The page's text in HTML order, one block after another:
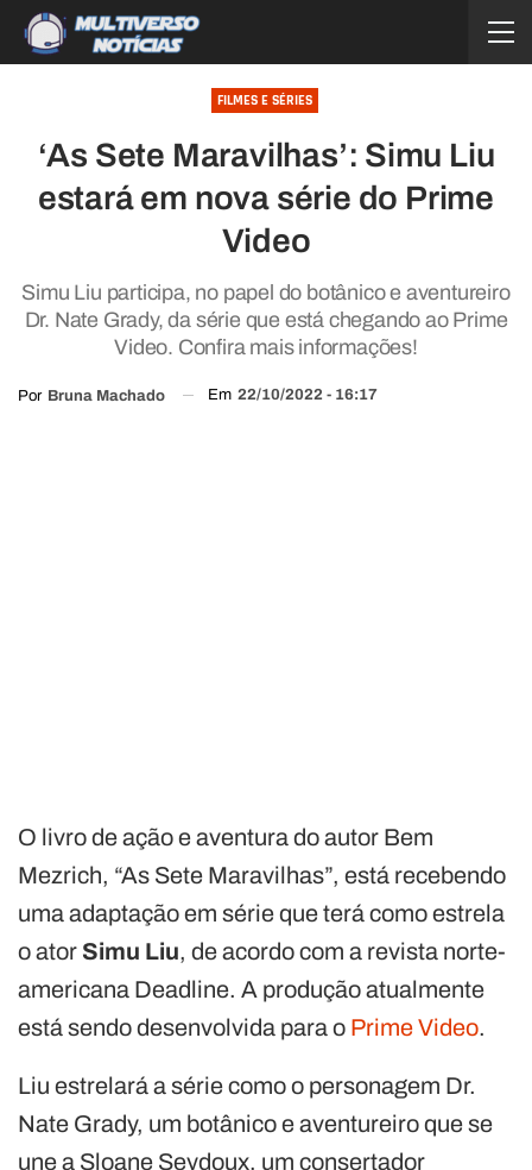
FILMES E SÉRIES
‘As Sete Maravilhas’: Simu Liu
estará em nova série do Prime
Video
Simu Liu participa, no papel do botânico e aventureiro
Dr. Nate Grady, da série que está chegando ao Prime
Video. Confira mais informações!
Por Bruna Machado Em 22/10/2022 - 16:17
O livro de ação e aventura do autor Bem
Mezrich, “As Sete Maravilhas”, está recebendo
uma adaptação em série que terá como estrela
o ator Simu Liu, de acordo com a revista norte-
americana Deadline. A produção atualmente
está sendo desenvolvida para o Prime Video.
Liu estrelará a série como o personagem Dr.
Nate Grady, um botânico e aventureiro que se
une a Sloane Seydoux, um consertador